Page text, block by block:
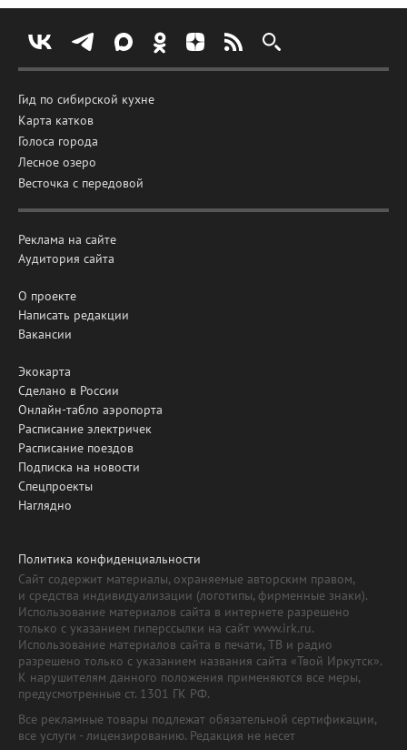
Гид по сибирской кухне
Карта катков
Голоса города
Лесное озеро
Весточка с передовой
Реклама на сайте
Аудитория сайта
О проекте
Написать редакции
Вакансии
Экокарта
Сделано в России
Онлайн-табло аэропорта
Расписание электричек
Расписание поездов
Подписка на новости
Спецпроекты
Наглядно
Политика конфиденциальности
Сайт содержит материалы, охраняемые авторским правом,
и средства индивидуализации (логотипы, фирменные знаки).
Использование материалов сайта в интернете разрешено
только с указанием гиперссылки на сайт www.irk.ru.
Использование материалов сайта в печати, ТВ и радио
разрешено только с указанием названия сайта «Твой Иркутск».
К нарушителям данного положения применяются все меры,
предусмотренные ст. 1301 ГК РФ.
Все рекламные товары подлежат обязательной сертификации,
все услуги - лицензированию. Редакция не несет